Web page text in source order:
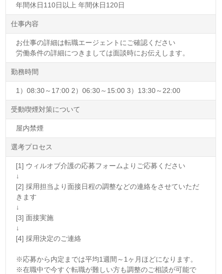
年間休日110日以上 年間休日120日
仕事内容
お仕事の詳細は転職エージェントにご確認ください
労働条件の詳細につきましては面談時にお伝えします。
勤務時間
1）08:30～17:00 2）06:30～15:00 3）13:30～22:00
受動喫煙対策について
屋内禁煙
選考プロセス
[1] ウィルオブ介護の応募フォームよりご応募ください
↓
[2] 採用担当より面接日程の調整などの連絡をさせていただ
きます
↓
[3] 面接実施
↓
[4] 採用決定のご連絡
※応募から内定までは平均1週間～1ヶ月ほどになります。
※在職中で今すぐ転職が難しい方も調整のご相談が可能で